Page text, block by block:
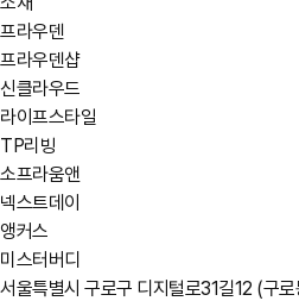
프라우덴
프라우덴샵
신클라우드
라이프스타일
TP리빙
소프라움앤
넥스트데이
앵커스
미스터버디
서울특별시 구로구 디지털로31길12 (구